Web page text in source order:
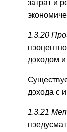
затрат и
1.3.20
доходом
дохода с
1.3.21